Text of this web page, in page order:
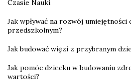
Czasie Nauki
Jak wpływać na rozwój
przedszkolnym?
Jak budować więzi z przybranym
Jak pomóc dziecku w budowaniu
wartości?